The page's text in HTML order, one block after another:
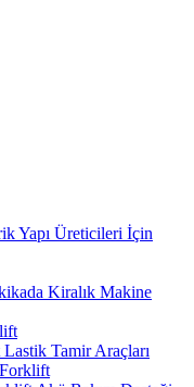
Yapı Üreticileri İçin
Kiralık Makine
Tamir Araçları